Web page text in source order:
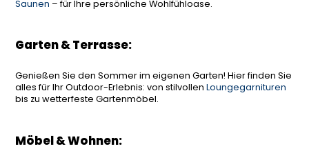
Saunen – für Ihre persönliche Wohlfühloase.
Garten & Terrasse:
Genießen Sie den Sommer im eigenen Garten! Hier finden Sie
alles für Ihr Outdoor-Erlebnis: von stilvollenLoungegarnituren
bis zu wetterfeste Gartenmöbel.
Möbel & Wohnen: